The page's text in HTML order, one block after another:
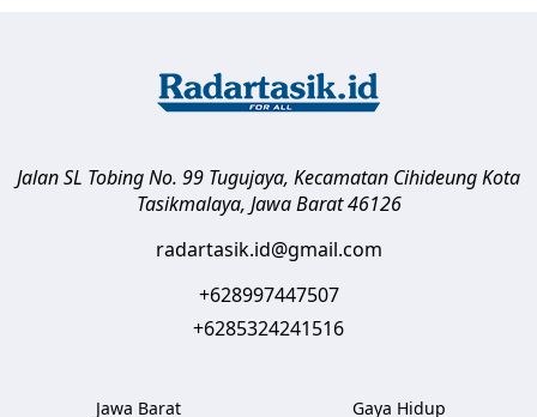
Jalan SL Tobing No. 99 Tugujaya, Kecamatan CihideungKota
Tasikmalaya, Jawa Barat 46126
radartasik.id@gmail.com
+628997447507
+6285324241516
Jawa Barat
Gaya Hidup